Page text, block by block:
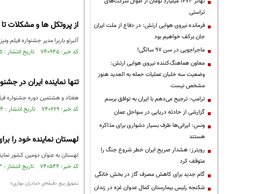
از پروتکل ها و مشکلات
آلبرتو باربرا مدیر جشنواره
کد خبر: ۷۴۰۹۴۵ تاریخ انتشار : ۱۴۰۰/۰۶/۱۵
تنها نماینده ایران در جشنواره ونیز
هفتاد و هشتمین دوره جشنواره
کد خبر: ۷۴۰۶۶۹ تاریخ انتشار : ۱۴۰۰/۰۶/۱۴
لهستان نماینده خود را برای اسکار
لهستان به عنوان دومین کشور
کد خبر: ۷۴۰۵۴۴ تاریخ انتشار : ۱۴۰۰/۰۶/۱۳
تشویق پنج دقیقه‌ای «مادران موازی»
تراستی
فرمانده نیروی هوایی ارتش: در دفاع از ملت ایران
جان برکف خواهیم بود
ماجراجویی در سن ۹۷ سالگی!
معاون هماهنگ‌کننده نیروی هوایی ارتش:
وضعیت سه خلبان عملیات حمله به العدید هنوز
مشخص نیست
ترامپ: ترجیح می‌دهم با ایران به توافق برسم
گزارشی از حادثه دریایی در سواحل عمان
ونس: ایرانی‌ها طرف بسیار دشواری برای مذاکره
هستند
رویترز: هشدار صریح ایران خطر شروع جنگ را
متوقف کرد
گام جدید برای کاهش مصرف گاز در بخش خانگی
شکنجه رئیس بیمارستان کمال عدوان غزه در زندان